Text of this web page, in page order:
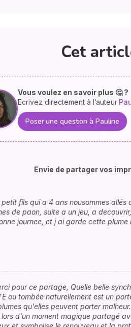
Cet
Vous voulez en savoir plus 🤔 ?
Ecrivez directement à l’auteur
Poser une question à Pauline
Envie de partager vos
fils qui a 4 ans nousommes
de paon, suite a un jeu, a
journee, et j ai garde cette
pour ce partage, Quelle belle
ou tombée naturellement est un
qu'elles peuvent porter
d'un moment magique partagé